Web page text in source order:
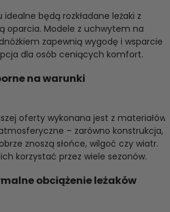
idealne będą rozkładane leżaki z
oparcia. Modele z uchwytem na
zapewnią wygodę i wsparcie
dla osób ceniących komfort.
na warunki
oferty wykonana jest z materiałów
– zarówno konstrukcja,
znoszą słońce, wilgoć czy wiatr.
korzystać przez wiele sezonów.
obciążenie leżaków